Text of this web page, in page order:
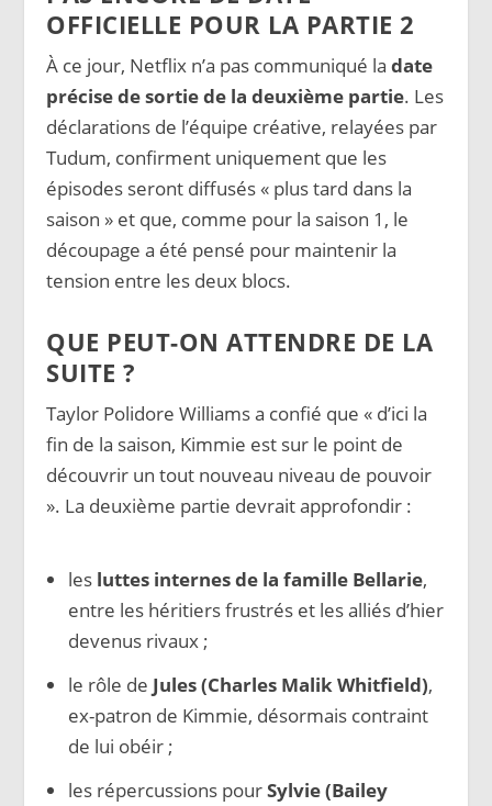
OFFICIELLE POUR LA PARTIE 2
À ce jour, Netflix n’a pas communiqué ladate
précise de sortie de la deuxième partie. Les
déclarations de l’équipe créative, relayées par
Tudum, confirment uniquement que les
épisodes seront diffusés « plus tard dans la
saison » et que, comme pour la saison 1, le
découpage a été pensé pour maintenir la
tension entre les deux blocs.
QUE PEUT-ON ATTENDRE DE LA
SUITE ?
Taylor Polidore Williams a confié que « d’ici la
fin de la saison, Kimmie est sur le point de
découvrir un tout nouveau niveau de pouvoir
». La deuxième partie devrait approfondir :
les luttes internes de la famille Bellarie,
entre les héritiers frustrés et les alliés d’hier
devenus rivaux ;
le rôle de Jules (Charles Malik Whitfield),
ex-patron de Kimmie, désormais contraint
de lui obéir ;
les répercussions pourSylvie (Bailey